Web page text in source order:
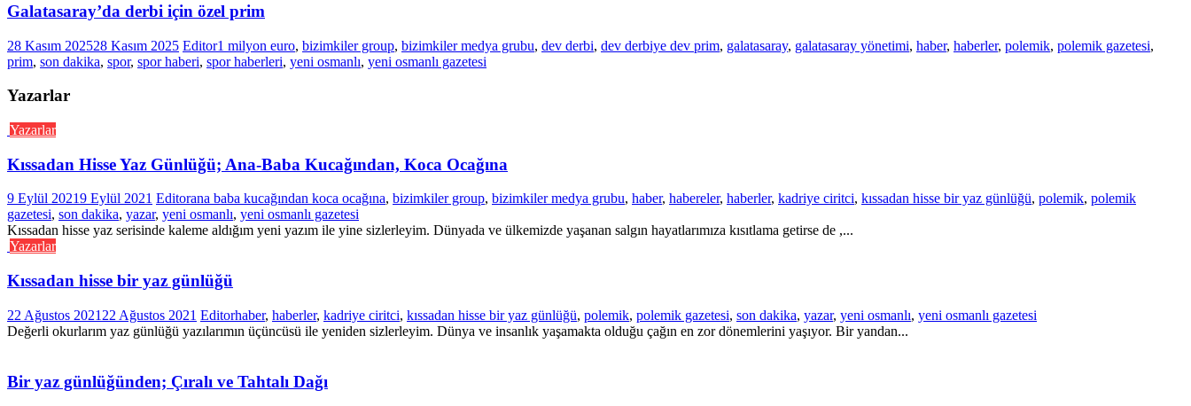
Galatasaray’da derbi için özel prim
28 Kasım 202528 Kasım 2025 Editor1 milyon euro, bizimkiler group, bizimkiler medya grubu, dev derbi, dev derbiye dev prim, galatasaray, galatasaray yönetimi, haber, haberler, polemik, polemik gazetesi,
prim, son dakika, spor, spor haberi, spor haberleri, yeni osmanlı, yeni osmanlı gazetesi
Yazarlar
Yazarlar
Kıssadan Hisse Yaz Günlüğü; Ana-Baba Kucağından, Koca Ocağına
9 Eylül 20219 Eylül 2021 Editorana baba kucağından koca ocağına, bizimkiler group, bizimkiler medya grubu, haber, habereler, haberler, kadriye ciritci, kıssadan hisse bir yaz günlüğü, polemik, polemik
gazetesi, son dakika, yazar, yeni osmanlı, yeni osmanlı gazetesi
Kıssadan hisse yaz serisinde kaleme aldığım yeni yazım ile yine sizlerleyim. Dünyada ve ülkemizde yaşanan salgın hayatlarımıza kısıtlama getirse de ,...
Yazarlar
Kıssadan hisse bir yaz günlüğü
22 Ağustos 2021 22 Ağustos 2021 Editorhaber, haberler, kadriye ciritci, kıssadan hisse bir yaz günlüğü, polemik, polemik gazetesi, son dakika, yazar, yeni osmanlı, yeni osmanlı gazetesi
Değerli okurlarım yaz günlüğü yazılarımın üçüncüsü ile yeniden sizlerleyim. Dünya ve insanlık yaşamakta olduğu çağın en zor dönemlerini yaşıyor. Bir yandan...
Bir yaz günlüğünden; Çıralı ve Tahtalı Dağı